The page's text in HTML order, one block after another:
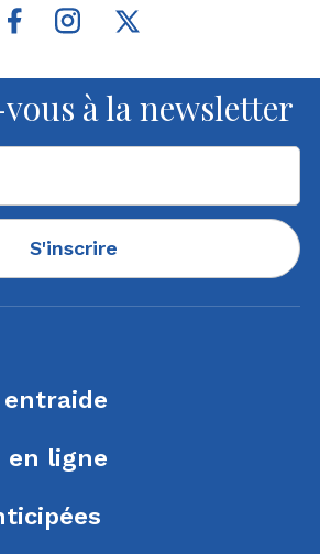
à la newsletter
S'inscrire
en ligne